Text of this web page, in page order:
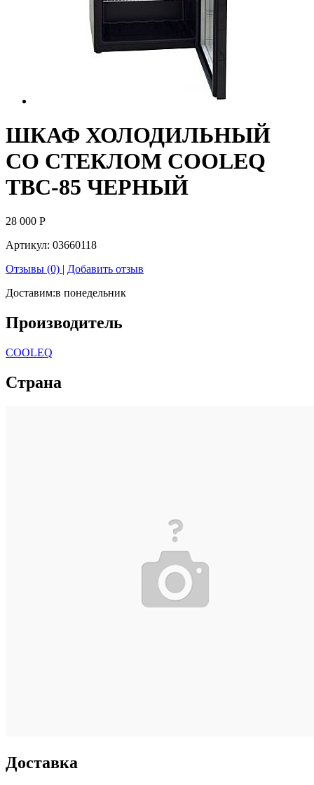
ШКАФ ХОЛОДИЛЬНЫЙ
СО СТЕКЛОМ COOLEQ
TBC-85 ЧЕРНЫЙ
28 000 Р
Артикул: 03660118
Отзывы (0) | Добавить отзыв
Доставим:в понедельник
Производитель
COOLEQ
Страна
Доставка